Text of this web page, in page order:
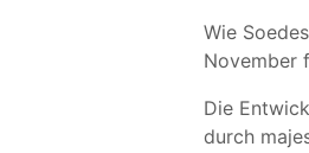
Wie
November
Die
durch